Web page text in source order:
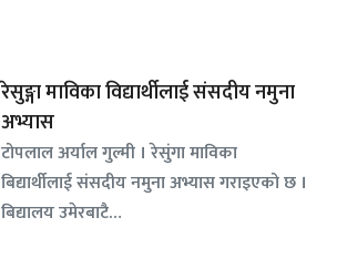
रेसुङ्गा माविका विद्यार्थीलाई संसदीय नमुना
अभ्यास
टोपलाल अर्याल गुल्मी । रेसुंगा माविका
बिद्यार्थीलाई संसदीय नमुना अभ्यास गराइएको छ ।
बिद्यालय उमेरबाटै…